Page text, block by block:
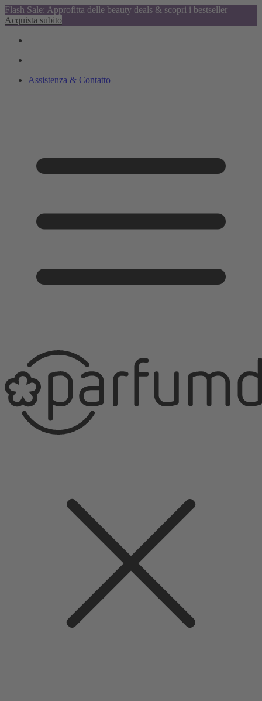
Flash Sale: Approfitta delle beauty deals & scopri i bestseller
Acquista subito
Assistenza & Contatto